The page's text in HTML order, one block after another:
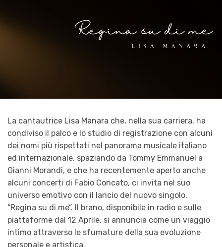
La cantautrice Lisa Manara che, nella sua carriera, ha
condiviso il palco e lo studio di registrazione con alcuni
dei nomi più rispettati nel panorama musicale italiano
ed internazionale, spaziando da Tommy Emmanuel a
Gianni Morandi, e che ha recentemente aperto anche
alcuni concerti di Fabio Concato, ci invita nel suo
universo emotivo con il lancio del nuovo singolo,
“Regina su di me”. Il brano, disponibile in radio e sulle
piattaforme dal 12 Aprile, si annuncia come un viaggio
intimo attraverso le sfumature della sua evoluzione
personale e artistica.